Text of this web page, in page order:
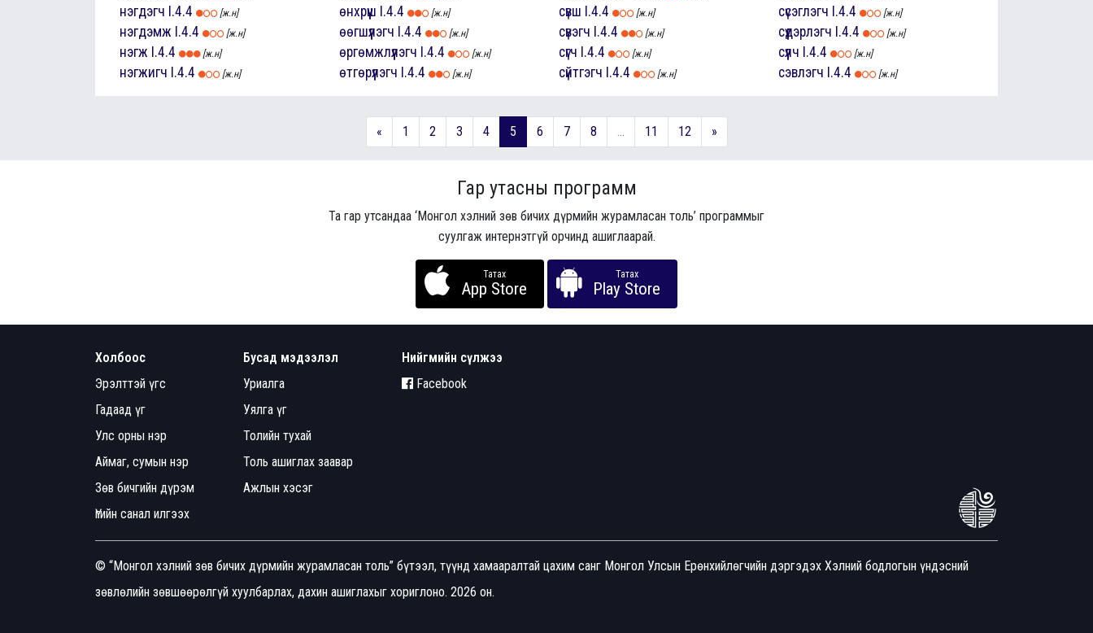
нэгдэгч I.4.4 [ж.н]
нэгдэмж I.4.4 [ж.н]
нэгж I.4.4 [ж.н]
нэгжигч I.4.4 [ж.н]
өнхрүүш I.4.4 [ж.н]
өөгшүүлэгч I.4.4 [ж.н]
өргөмжлүүлэгч I.4.4 [ж.н]
өтгөрүүлэгч I.4.4 [ж.н]
сүвш I.4.4 [ж.н]
сүвэгч I.4.4 [ж.н]
сүгч I.4.4 [ж.н]
сүйтгэгч I.4.4 [ж.н]
сүсэглэгч I.4.4 [ж.н]
сүүдэрлэгч I.4.4 [ж.н]
сүүлч I.4.4 [ж.н]
сэвлэгч I.4.4 [ж.н]
« 1 2 3 4 5 6 7 8 ... 11 12 »
Гар утасны программ
Та гар утсандаа ‘Монгол хэлний зөв бичих дүрмийн журамласан толь’ программыг
суулгаж интернэтгүй орчинд ашиглаарай.
Татах
App Store
Татах
Play Store
Холбоос
Эрэлттэй үгс
Гадаад үг
Улс орны нэр
Аймаг, сумын нэр
Зөв бичгийн дүрэм
Үгийн санал илгээх
Бусад мэдээлэл
Уриалга
Уялга үг
Толийн тухай
Толь ашиглах заавар
Ажлын хэсэг
Нийгмийн сүлжээ
Facebook
© “Монгол хэлний зөв бичих дүрмийн журамласан толь” бүтээл, түүнд хамааралтай цахим санг Монгол Улсын Ерөнхийлөгчийн дэргэдэх Хэлний бодлогын үндэсний
зөвлөлийн зөвшөөрөлгүй хуулбарлах, дахин ашиглахыг хориглоно. 2026 он.